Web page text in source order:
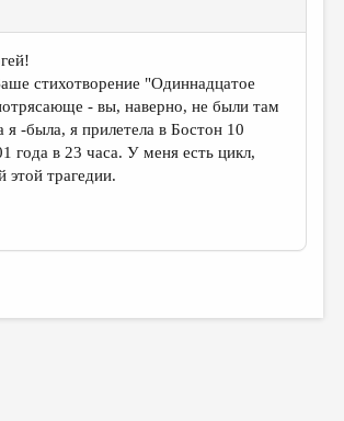
стихотворение "Одиннадцатое
- вы, наверно, не были там
я -была, я прилетела в Бостон 10
года в 23 часа. У меня есть цикл,
этой трагедии.